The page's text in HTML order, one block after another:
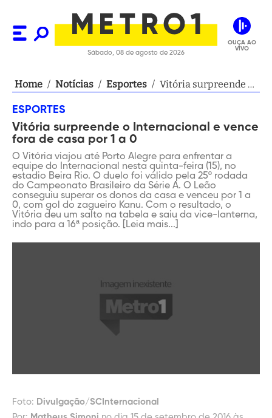
Sábado, 08 de agosto de 2026
OUÇA AO
VIVO
Home / Notícias / Esportes / Vitória surpreende o
por 1 a 0
ESPORTES
Vitória surpreende o Internacional e vence
fora de casa por 1 a 0
O Vitória viajou até Porto Alegre para enfrentar a
equipe do Internacional nesta quinta-feira (15), no
estadio Beira Rio. O duelo foi válido pela 25º rodada
do Campeonato Brasileiro da Série A. O Leão
conseguiu superar os donos da casa e venceu por 1 a
0, com gol do zagueiro Kanu. Com o resultado, o
Vitória deu um salto na tabela e saiu da vice-lanterna,
indo para a 16ª posição. [Leia mais...]
Foto: Divulgação/SCInternacional